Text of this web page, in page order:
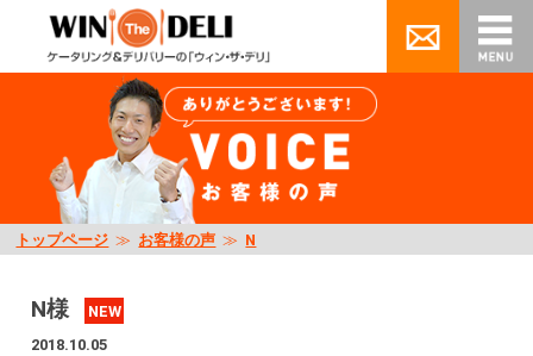
トップページ ≫ お客様の声 ≫ N
N様
NEW
2018.10.05